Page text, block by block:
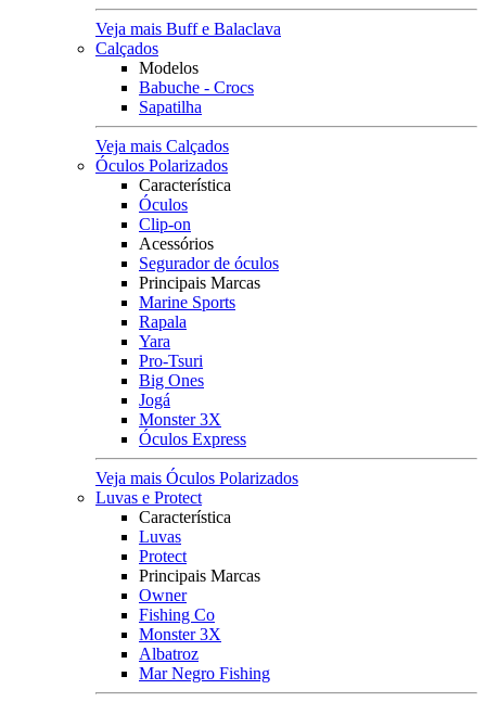
Veja mais Buff e Balaclava
Calçados
Modelos
Babuche - Crocs
Sapatilha
Veja mais Calçados
Óculos Polarizados
Característica
Óculos
Clip-on
Acessórios
Segurador de óculos
Principais Marcas
Marine Sports
Rapala
Yara
Pro-Tsuri
Big Ones
Jogá
Monster 3X
Óculos Express
Veja mais Óculos Polarizados
Luvas e Protect
Característica
Luvas
Protect
Principais Marcas
Owner
Fishing Co
Monster 3X
Albatroz
Mar Negro Fishing